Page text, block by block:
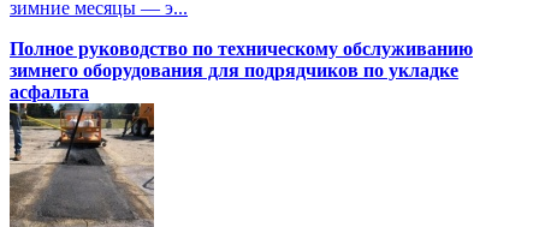
зимние месяцы — э...
Полное руководство по техническому обслуживанию
зимнего оборудования для подрядчиков по укладке
асфальта